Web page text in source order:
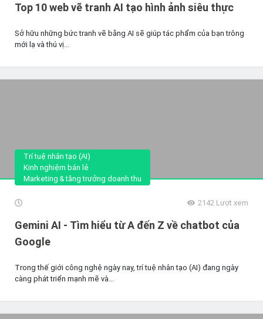
Top 10 web vẽ tranh AI tạo hình ảnh siêu thực
Sở hữu những bức tranh vẽ bằng AI sẽ giúp tác phẩm của bạn trông
mới lạ và thú vị...
Trí tuệ nhân tạo (AI)
Kinh nghiệm bán lẻ
Marketing & tăng trưởng doanh thu
2142 Lượt xem
Gemini AI - Tìm hiểu từ A đến Z về chatbot của
Google
Trong thế giới công nghệ ngày nay, trí tuệ nhân tạo (AI) đang ngày
càng phát triển mạnh mẽ và...